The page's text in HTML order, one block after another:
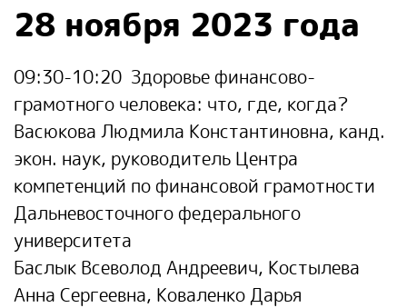
28 ноября 2023 года
09:30-10:20 Здоровье финансово-
грамотного человека: что, где, когда?
Васюкова Людмила Константиновна, канд.
экон. наук, руководитель Центра
компетенций по финансовой грамотности
Дальневосточного федерального
университета
Баслык Всеволод Андреевич, Костылева
Анна Сергеевна, Коваленко Дарья